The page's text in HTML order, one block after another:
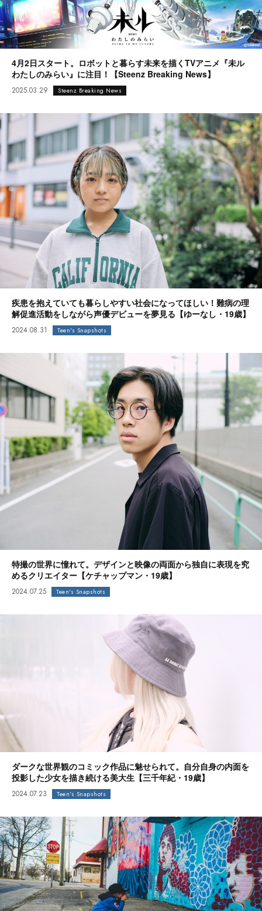
4月2日スタート。ロボットと暮らす未来を描くTVアニメ『未ル
わたしのみらい』に注目！【Steenz Breaking News】
2025.03.29 Steenz Breaking News
疾患を抱えていても暮らしやすい社会になってほしい！難病の理
解促進活動をしながら声優デビューを夢見る【ゆーなし・19歳】
2024.08.31 Teen's Snapshots
特撮の世界に憧れて。デザインと映像の両面から独自に表現を究
めるクリエイター【ケチャップマン・19歳】
2024.07.25 Teen's Snapshots
ダークな世界観のコミック作品に魅せられて。自分自身の内面を
投影した少女を描き続ける美大生【三千年紀・19歳】
2024.07.23 Teen's Snapshots